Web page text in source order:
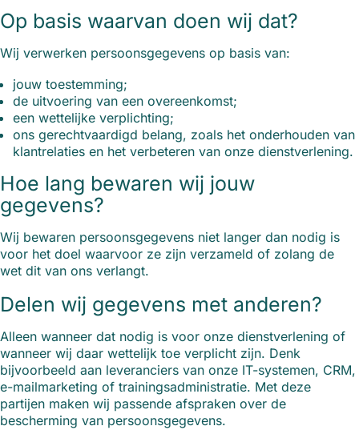
Op basis waarvan doen wij dat?
Wij verwerken persoonsgegevens op basis van:
jouw toestemming;
de uitvoering van een overeenkomst;
een wettelijke verplichting;
ons gerechtvaardigd belang, zoals het onderhouden van
klantrelaties en het verbeteren van onze dienstverlening.
Hoe lang bewaren wij jouw
gegevens?
Wij bewaren persoonsgegevens niet langer dan nodig is
voor het doel waarvoor ze zijn verzameld of zolang de
wet dit van ons verlangt.
Delen wij gegevens met anderen?
Alleen wanneer dat nodig is voor onze dienstverlening of
wanneer wij daar wettelijk toe verplicht zijn. Denk
bijvoorbeeld aan leveranciers van onze IT-systemen, CRM,
e-mailmarketing of trainingsadministratie. Met deze
partijen maken wij passende afspraken over de
bescherming van persoonsgegevens.